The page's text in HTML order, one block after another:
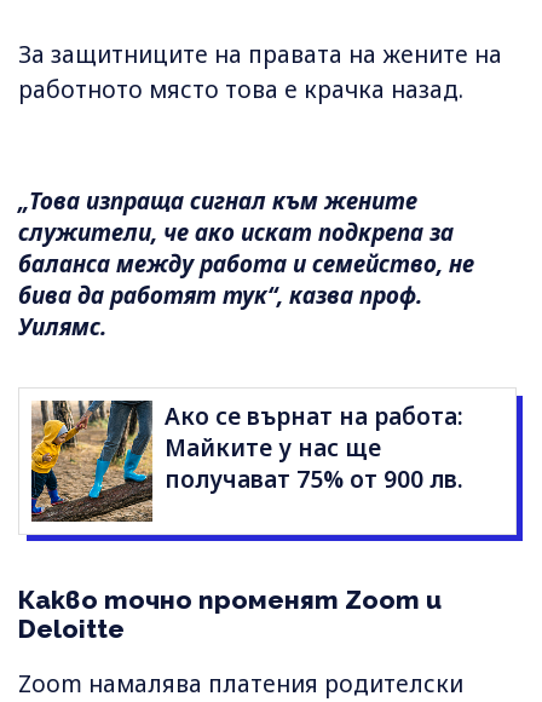
За защитниците на правата на жените на
работното място това е крачка назад.
„Това изпраща сигнал към жените
служители, че ако искат подкрепа за
баланса между работа и семейство, не
бива да работят тук“, казва проф.
Уилямс.
Ако се върнат на работа:
Майките у нас ще
получават 75% от 900 лв.
Какво точно променят Zoom и
Deloitte
Zoom намалява платения родителски